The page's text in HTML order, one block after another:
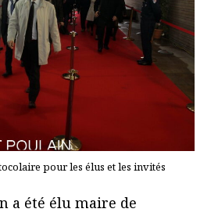
pour les élus et les invités
a été élu maire de